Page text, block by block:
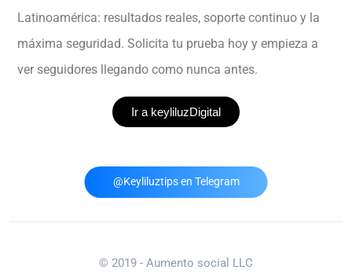
Latinoamérica: resultados reales, soporte continuo y la
máxima seguridad. Solicita tu prueba hoy y empieza a
ver seguidores llegando como nunca antes.
Ir a keyliluzDigital
@Keyliluztips en Telegram
© 2019 - Aumento social LLC